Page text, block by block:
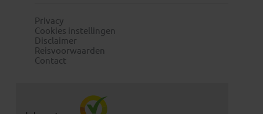
Privacy
Cookies instellingen
Disclaimer
Reisvoorwaarden
Contact